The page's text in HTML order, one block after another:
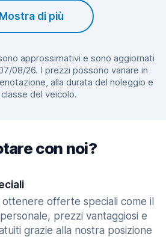
Mostra di più
approssimativi e sono aggiornati
08/26. I prezzi possono variare in
alla durata del noleggio e
classe del veicolo.
con noi?
ottenere offerte speciali come il
prezzi vantaggiosi e
grazie alla nostra posizione